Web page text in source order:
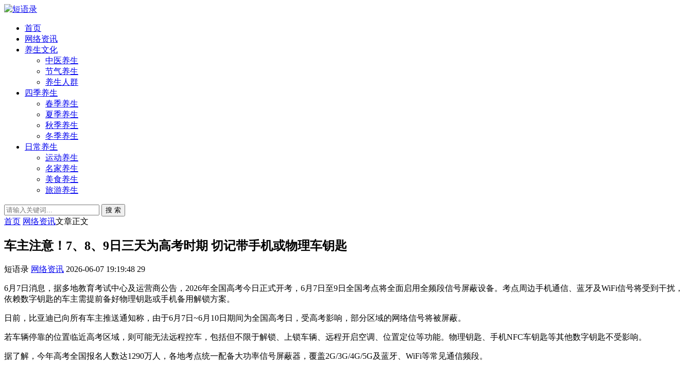
首页
网络资讯
养生文化
中医养生
节气养生
养生人群
四季养生
春季养生
夏季养生
秋季养生
冬季养生
日常养生
运动养生
名家养生
美食养生
旅游养生
搜 索
首页 网络资讯文章正文
车主注意！7、8、9日三天为高考时期 切记带手机或物理车钥匙
短语录 网络资讯 2026-06-07 19:19:48 29
6月7日消息，据多地教育考试中心及运营商公告，2026年全国高考今日正式开考，6月7日至9日全国考点将全面启用全频段信号屏蔽设备。考点周边手机通信、蓝牙及WiFi信号将受到干扰，
依赖数字钥匙的车主需提前备好物理钥匙或手机备用解锁方案。
日前，比亚迪已向所有车主推送通知称，由于6月7日~6月10日期间为全国高考日，受高考影响，部分区域的网络信号将被屏蔽。
若车辆停靠的位置临近高考区域，则可能无法远程控车，包括但不限于解锁、上锁车辆、远程开启空调、位置定位等功能。物理钥匙、手机NFC车钥匙等其他数字钥匙不受影响。
据了解，今年高考全国报名人数达1290万人，各地考点统一配备大功率信号屏蔽器，覆盖2G/3G/4G/5G及蓝牙、WiFi等常见通信频段。